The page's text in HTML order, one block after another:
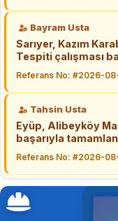
Bayram Usta
Sarıyer, Kazım
Tespiti çalışması
Referans No: #2026-
Tahsin Usta
Eyüp, Alibeyköy
başarıyla
Referans No: #2026-